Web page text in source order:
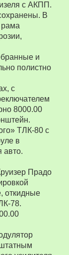
с АКПП.
В
рама
и
полистно
с
8000.00
ТЛК-80 с
в
авто.
Прадо
откидные
78.